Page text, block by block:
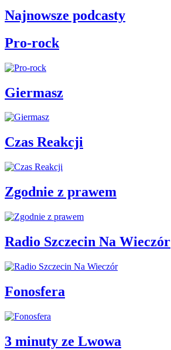
Najnowsze podcasty
Pro-rock
Giermasz
Czas Reakcji
Zgodnie z prawem
Radio Szczecin Na Wieczór
Fonosfera
3 minuty ze Lwowa